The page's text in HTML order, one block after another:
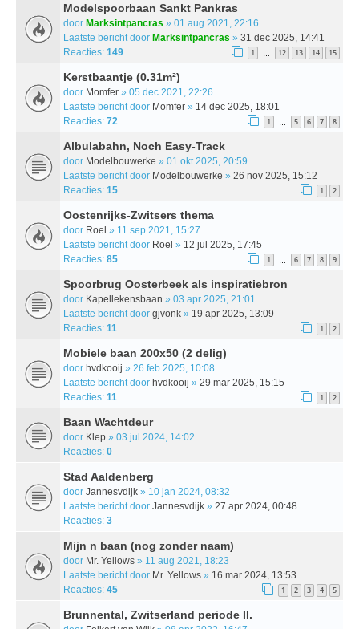
Modelspoorbaan Sankt Pankras
door Marksintpancras » 01 aug 2021, 22:16
Laatste bericht door Marksintpancras » 31 dec 2025, 14:41
Reacties: 149 1 12 13 14 15
Kerstbaantje (0.31m²)
door Momfer » 05 dec 2021, 22:26
Laatste bericht door Momfer » 14 dec 2025, 18:01
Reacties: 72 1 5 6 7 8
Albulabahn, Noch Easy-Track
door Modelbouwerke » 01 okt 2025, 20:59
Laatste bericht door Modelbouwerke » 26 nov 2025, 15:12
Reacties: 15 1 2
Oostenrijks-Zwitsers thema
door Roel » 11 sep 2021, 15:27
Laatste bericht door Roel » 12 jul 2025, 17:45
Reacties: 85 1 6 7 8 9
Spoorbrug Oosterbeek als inspiratiebron
door Kapellekensbaan » 03 apr 2025, 21:01
Laatste bericht door gjvonk » 19 apr 2025, 13:09
Reacties: 11 1 2
Mobiele baan 200x50 (2 delig)
door hvdkooij » 26 feb 2025, 10:08
Laatste bericht door hvdkooij » 29 mar 2025, 15:15
Reacties: 11 1 2
Baan Wachtdeur
door Klep » 03 jul 2024, 14:02
Reacties: 0
Stad Aaldenberg
door Jannesvdijk » 10 jan 2024, 08:32
Laatste bericht door Jannesvdijk » 27 apr 2024, 00:48
Reacties: 3
Mijn n baan (nog zonder naam)
door Mr. Yellows » 11 aug 2021, 18:23
Laatste bericht door Mr. Yellows » 16 mar 2024, 13:53
Reacties: 45 1 2 3 4 5
Brunnental, Zwitserland periode II.